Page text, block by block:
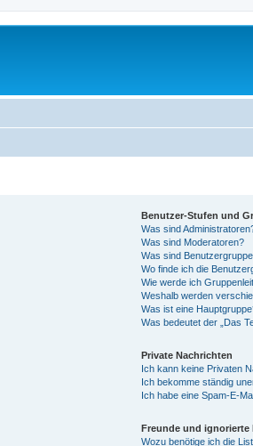
Benutzer-Stufen und
Was sind
Was sind Moderatoren?
Was sind
Wo finde ich die
Wie werde ich
Weshalb werden
Was ist eine
Was bedeutet der „Das
Private Nachrichten
Ich kann keine Privaten
Ich bekomme ständig
Ich habe eine Spam-E-
Freunde und ignorierte
Wozu benötige ich die